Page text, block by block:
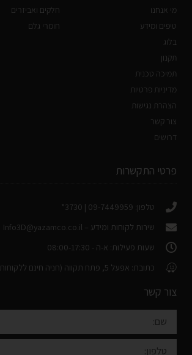
מי אנחנו
טיפים ומידע
בלוג
תקנון
תמיכה טכנית
מדיניות פרטיות
הצהרת נגישות
צור קשר
דרושים
חלקים ואביזרים
חומרי גלם
פרטי התקשרות
טלפון: 09-7449959 | 3730*
שירות לקוחות ומידע – Info3D@yazamco.co.il
שעות פעילות: א-ה - 08:00-17:30
כתובת: אפעל 5, פתח תקווה (חניה חינם ללקוחות)
צור קשר